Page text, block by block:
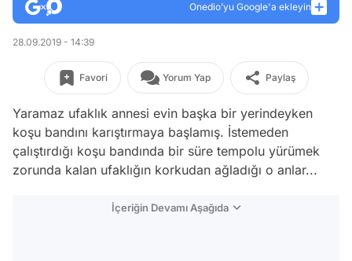
Onedio’yu Google'a ekleyin
28.09.2019 - 14:39
Favori Yorum Yap Paylaş
Yaramaz ufaklık annesi evin başka bir yerindeyken
koşu bandını karıştırmaya başlamış. İstemeden
çalıştırdığı koşu bandında bir süre tempolu yürümek
zorunda kalan ufaklığın korkudan ağladığı o anlar...
İçeriğin Devamı Aşağıda